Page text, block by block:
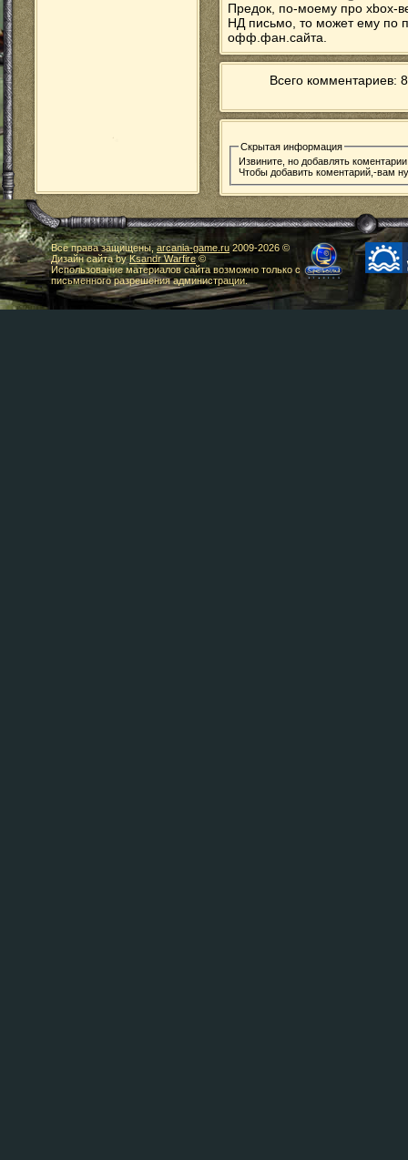
Предок, по-моему про xbox-
НД письмо, то может ему по
офф.фан.сайта.
Всего комментариев:
Скрытая информация
Извините, но добавлять
Чтобы добавить коментарий,-вам
Все права защищены,arcania-game.ru2009-2026 ©
Дизайн сайта byKsandr Warfire©
Использование материалов сайта возможно только с
письменного разрешения администрации.